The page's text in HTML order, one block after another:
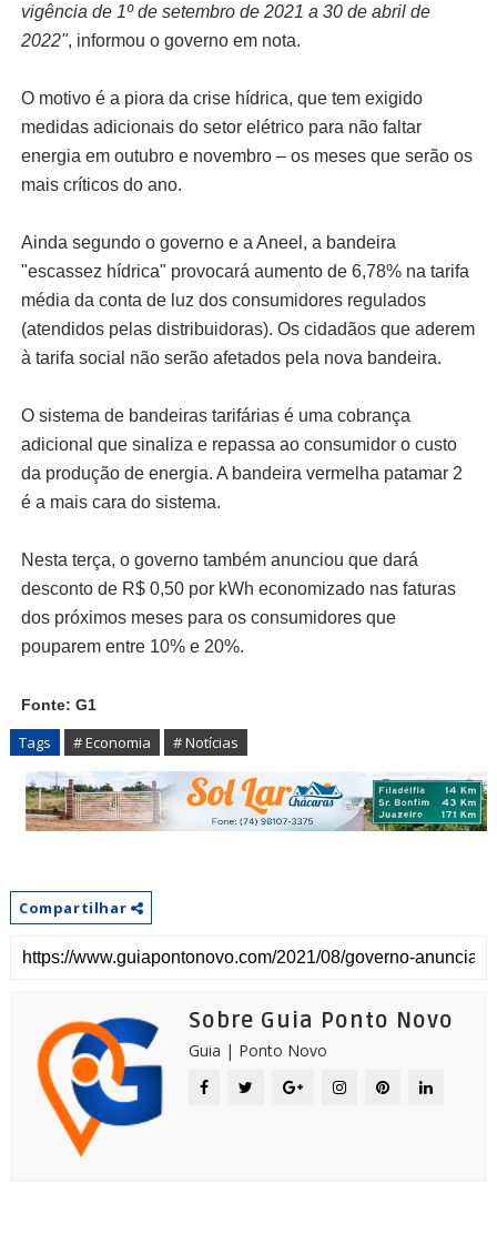
vigência de 1º de setembro de 2021 a 30 de abril de
2022", informou o governo em nota.
O motivo é a piora da crise hídrica, que tem exigido
medidas adicionais do setor elétrico para não faltar
energia em outubro e novembro – os meses que serão os
mais críticos do ano.
Ainda segundo o governo e a Aneel, a bandeira
"escassez hídrica" provocará aumento de 6,78% na tarifa
média da conta de luz dos consumidores regulados
(atendidos pelas distribuidoras). Os cidadãos que aderem
à tarifa social não serão afetados pela nova bandeira.
O sistema de bandeiras tarifárias é uma cobrança
adicional que sinaliza e repassa ao consumidor o custo
da produção de energia. A bandeira vermelha patamar 2
é a mais cara do sistema.
Nesta terça, o governo também anunciou que dará
desconto de R$ 0,50 por kWh economizado nas faturas
dos próximos meses para os consumidores que
pouparem entre 10% e 20%.
Fonte: G1
Tags # Economia # Notícias
Compartilhar
Sobre Guia Ponto Novo
Guia | Ponto Novo